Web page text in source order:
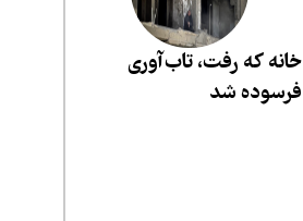
خانه که رفت، تاب‌آوری
فرسوده شد